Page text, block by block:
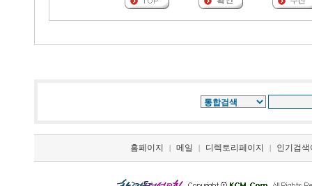
홈페이지 | 메일 | 디렉토리페이지 | 인기검색